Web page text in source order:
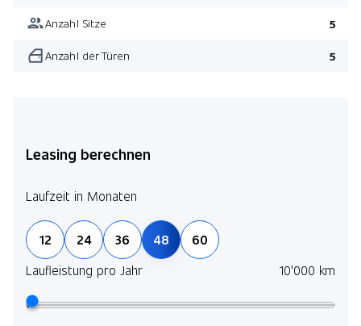
Anzahl Sitze 5
Anzahl der Türen 5
Leasing berechnen
Laufzeit in Monaten
12 24 36 48
60
Laufleistung pro Jahr
10'000 km